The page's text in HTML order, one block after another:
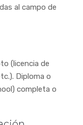
al campo de
(licencia de
Diploma o
completa o